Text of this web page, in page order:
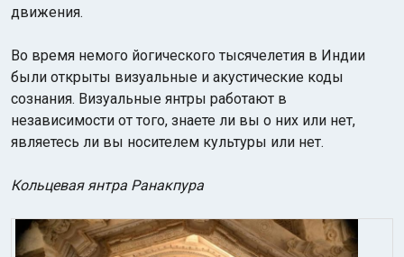
движения.
Во время немого йогического тысячелетия в Индии
были открыты визуальные и акустические коды
сознания. Визуальные янтры работают в
независимости от того, знаете ли вы о них или нет,
являетесь ли вы носителем культуры или нет.
Кольцевая янтра Ранакпура